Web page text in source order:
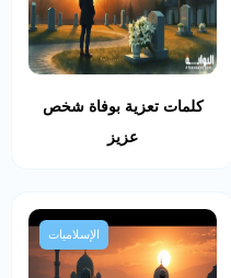
كلمات تعزية بوفاة شخص
عزيز
الإسلاميات